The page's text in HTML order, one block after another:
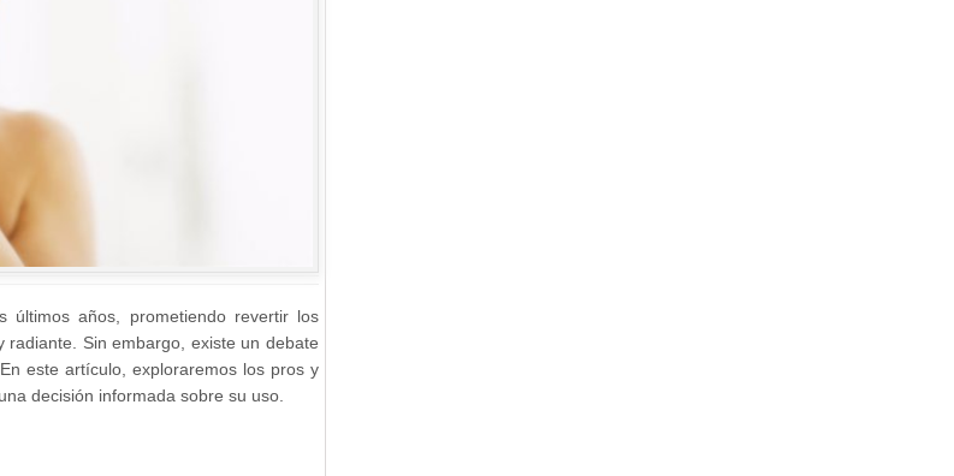
últimos años, prometiendo revertir los
Sin embargo, existe un debate
este artículo, exploraremos los pros y
decisión informada sobre su uso.